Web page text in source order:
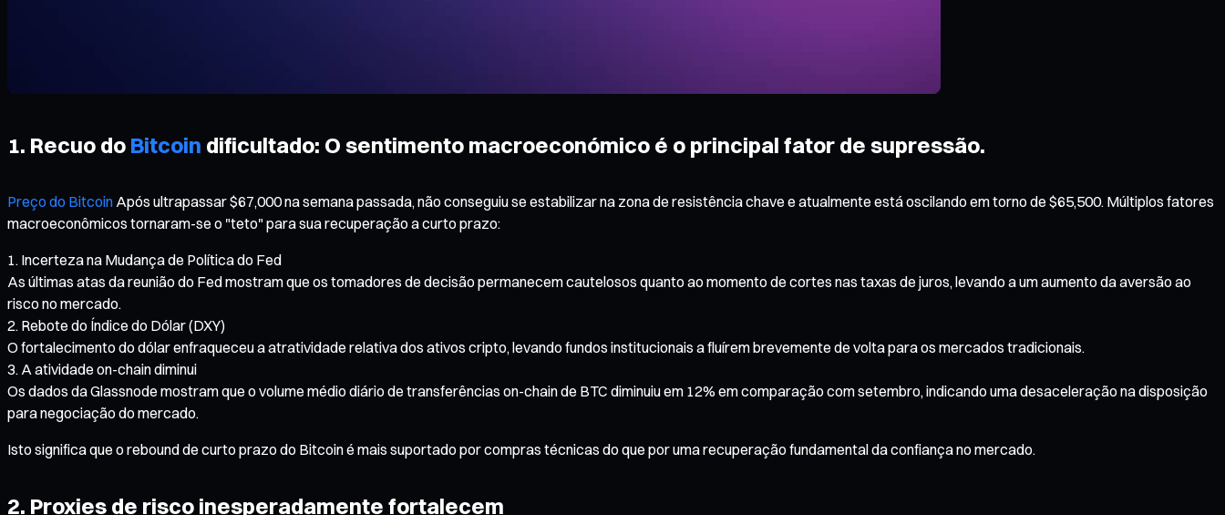
1. Recuo do Bitcoin dificultado: O sentimento macroeconómico é o principal fator de supressão.
Preço do Bitcoin Após ultrapassar $67,000 na semana passada, não conseguiu se estabilizar na zona de resistência chave e atualmente está oscilando em torno de $65,500. Múltiplos fatores
macroeconômicos tornaram-se o "teto" para sua recuperação a curto prazo:
Incerteza na Mudança de Política do Fed
As últimas atas da reunião do Fed mostram que os tomadores de decisão permanecem cautelosos quanto ao momento de cortes nas taxas de juros, levando a um aumento da aversão ao
risco no mercado.
Rebote do Índice do Dólar (DXY)
O fortalecimento do dólar enfraqueceu a atratividade relativa dos ativos cripto, levando fundos institucionais a fluírem brevemente de volta para os mercados tradicionais.
A atividade on-chain diminui
Os dados da Glassnode mostram que o volume médio diário de transferências on-chain de BTC diminuiu em 12% em comparação com setembro, indicando uma desaceleração na disposição
para negociação do mercado.
Isto significa que o rebound de curto prazo do Bitcoin é mais suportado por compras técnicas do que por uma recuperação fundamental da confiança no mercado.
2. Proxies de risco inesperadamente fortalecem